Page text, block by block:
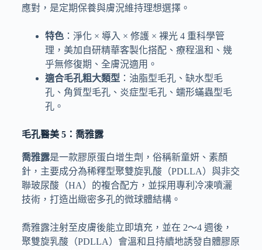
應對，是定期保養與膚況維持理想選擇。
特色：淨化 × 導入 × 修護 × 裸光 4 重科學管
理，美加自研精華客製化搭配、療程溫和、幾
乎無修復期、全膚況適用。
適合毛孔粗大類型 ：油脂型毛孔、缺水型毛
孔、角質型毛孔、炎症型毛孔、蠕形蟎蟲型毛
孔。
毛孔醫美 5：喬雅露
喬雅露是一款膠原蛋白增生劑，俗稱新童妍、素顏
針，主要成分為稀釋型聚雙旋乳酸（PDLLA）與非交
聯玻尿酸（HA）的複合配方，並採用專利冷凍噴灑
技術，打造出緻密多孔的微球體結構。
喬雅露注射至皮膚後能立即填充，並在 2～4 週後，
聚雙旋乳酸（PDLLA）會溫和且持續地誘發自體膠原